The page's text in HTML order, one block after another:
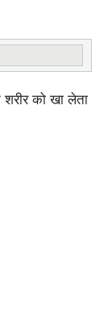
को खा लेता